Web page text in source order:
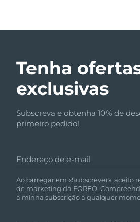
Tenha
exclusivas
Subscreva e obtenha 10% de
primeiro pedido!
Endereço de e-mail
Ao carregar em «Subscrever», aceito
de marketing da FOREO.
a minha subscrição a qualquer